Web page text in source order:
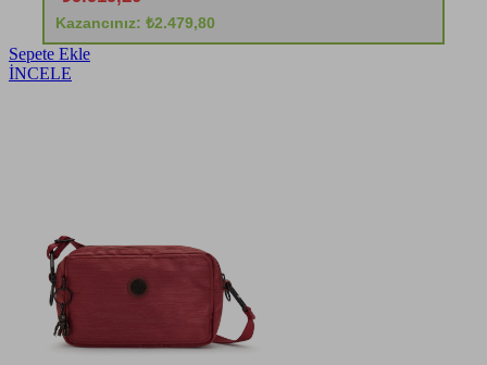
Kazancınız: ₺2.479,80
Sepete Ekle
İNCELE